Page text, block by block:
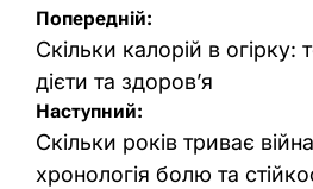
Навігація
записів
Попередній:
Скільки калорій в огірку:
дієти та здоров’я
Наступний:
Скільки років триває
хронологія болю та